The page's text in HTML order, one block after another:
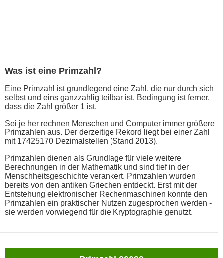
Was ist eine Primzahl?
Eine Primzahl ist grundlegend eine Zahl, die nur durch sich
selbst und eins ganzzahlig teilbar ist. Bedingung ist ferner,
dass die Zahl größer 1 ist.
Sei je her rechnen Menschen und Computer immer größere
Primzahlen aus. Der derzeitige Rekord liegt bei einer Zahl
mit 17425170 Dezimalstellen (Stand 2013).
Primzahlen dienen als Grundlage für viele weitere
Berechnungen in der Mathematik und sind tief in der
Menschheitsgeschichte verankert. Primzahlen wurden
bereits von den antiken Griechen entdeckt. Erst mit der
Entstehung elektronischer Rechenmaschinen konnte den
Primzahlen ein praktischer Nutzen zugesprochen werden -
sie werden vorwiegend für die Kryptographie genutzt.